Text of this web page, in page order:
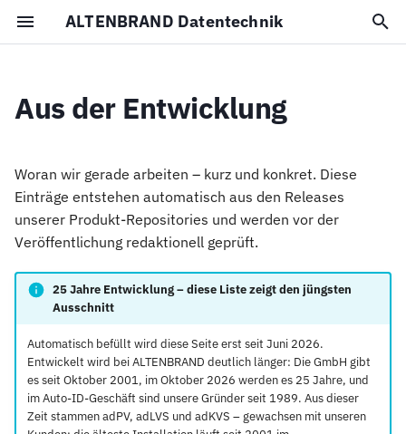
ALTENBRAND Datentechnik
e
w
adPV –
adLVS – Lagerverwaltung
adKVS – Kommissionierung
Auto-ID & Kennzeichnung
Juli 2026
Juni 2026
Impressum
Datenschutz
Aus der Entwicklung
Woran wir gerade arbeiten – kurz und konkret. Diese
Einträge entstehen automatisch aus den Releases
unserer Produkt-Repositories und werden vor der
Veröffentlichung redaktionell geprüft.
25 Jahre Entwicklung – diese Liste zeigt den jüngsten
Ausschnitt
Automatisch befüllt wird diese Seite erst seit Juni 2026.
Entwickelt wird bei ALTENBRAND deutlich länger: Die GmbH gibt
es seit Oktober 2001, im Oktober 2026 werden es 25 Jahre, und
im Auto-ID-Geschäft sind unsere Gründer seit 1989. Aus dieser
Zeit stammen adPV, adLVS und adKVS – gewachsen mit unseren